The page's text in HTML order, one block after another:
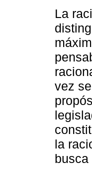
La
vez
la
busca